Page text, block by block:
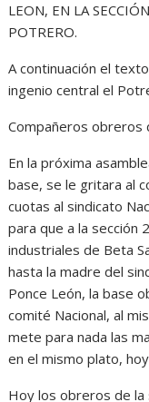
LEON, EN LA
POTRERO.
A continuación el
ingenio central el
Compañeros obreros
En la próxima
base, se le gritara al
cuotas al sindicato
para que a la sección
industriales de Beta
hasta la madre del
Ponce León, la base
comité Nacional, al
mete para nada las
en el mismo plato,
Hoy los obreros de la